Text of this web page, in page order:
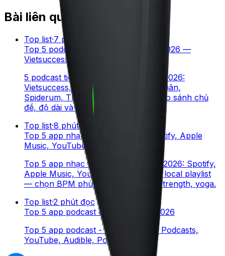
Bài liên quan
Top list·7 phút đọc
Top 5 podcast tiếng Việt cho Gen Z 2026 —
Vietsuccess, Have A Sip, Spiderum
5 podcast tiếng Việt đáng nghe nhất 2026:
Vietsuccess, Have A Sip, Anh Bạn Thân,
Spiderum, The Quoc Khanh Show. So sánh chủ
đề, độ dài và cách nghe hiệu quả.
Top list·8 phút đọc
Top 5 app nhạc tập gym Gen Z: Spotify, Apple
Music, YouTube 2026
Top 5 app nhạc cho Gen Z tập gym 2026: Spotify,
Apple Music, YouTube Music, Tidal, local playlist
— chọn BPM phù hợp cho cardio, strength, yoga.
Top list·2 phút đọc
Top 5 app podcast cho Gen Z VN 2026
Top 5 app podcast - Spotify, Apple Podcasts,
YouTube, Audible, Pocket Casts.